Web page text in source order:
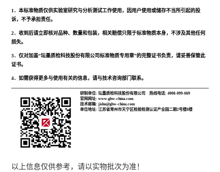
1．本标准物质仅供实验室研究与分析测试工作使用，因用户使用或储存不当所引起的投
诉，不予承担责任。
2．收到后请立即核对品种、数量和包装，相关赔偿只限于标准物质本身，不涉及其他任何
损失。
3．仅对加盖“坛墨质检科技股份有限公司标准物质专用章”的完整证书负责，请妥善保管此
证书。
4．如需获得更多与使用有关的信息，请与技术咨询部门联系。
研制单位: 坛墨质检科技股份有限公司
热线电话: 4008-099-669
官网网址: www.gbw-china.com
技术邮箱: jishu@gbw-china.com
单位地址: 江苏省常州市天宁区检验检测认证产业园二期2号楼8楼
以上信息仅供参考，请以实物批次为准！